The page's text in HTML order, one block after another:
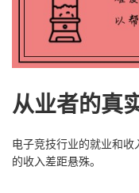
从业者的真
电子竞技行业的就业和收
的收入差距悬殊。